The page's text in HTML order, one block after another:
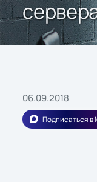
06.09.2018
Подписаться в